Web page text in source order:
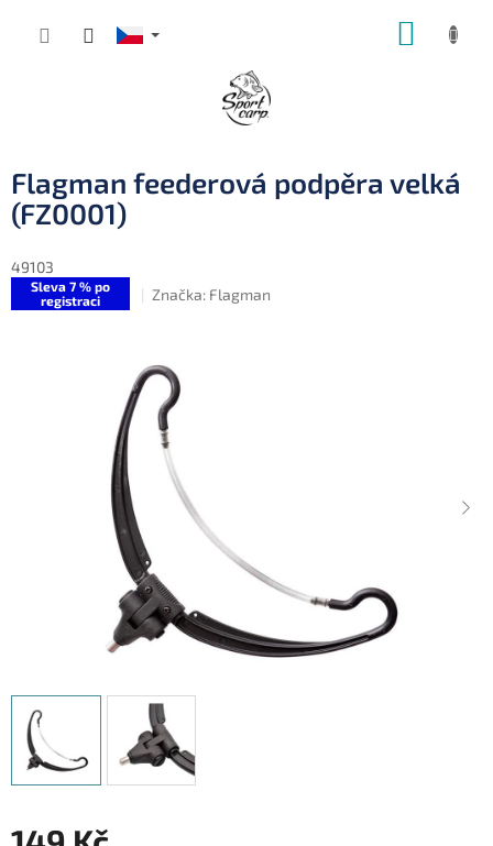
Flagman feederová podpěra velká
(FZ0001)
49103
Sleva 7 % po
registraci
Značka: Flagman